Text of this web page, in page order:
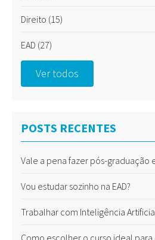
Direito (15)
EAD (27)
Ver todos
POSTS RECENTES
Vale a pena fazer pós-graduação
Vou estudar sozinho na EAD?
Trabalhar com Inteligência
Como escolher o curso ideal para